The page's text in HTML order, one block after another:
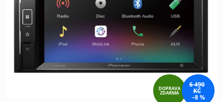
hvězdiček.
DOPRAVA
ZDARMA
6 490
KČ
–8 %